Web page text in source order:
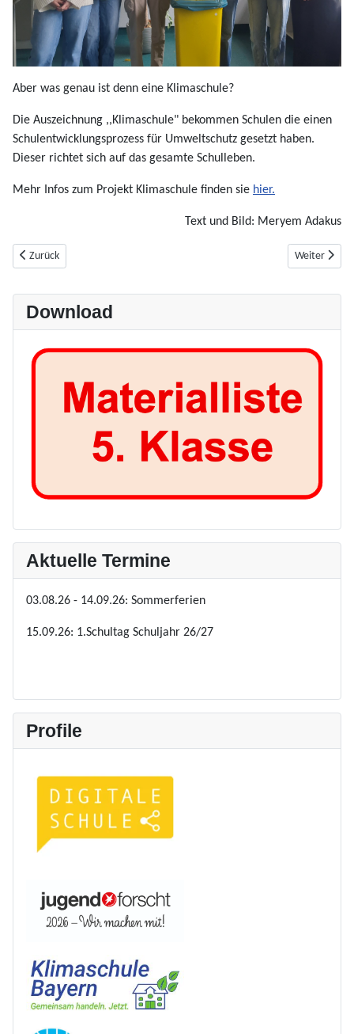
Aber was genau ist denn eine Klimaschule?
Die Auszeichnung ,,Klimaschule" bekommen Schulen die einen
Schulentwicklungsprozess für Umweltschutz gesetzt haben.
Dieser richtet sich auf das gesamte Schulleben.
Mehr Infos zum Projekt Klimaschule finden sie hier.
Text und Bild: Meryem Adakus
Vorheriger Beitrag: Schulberatung
Zurück Nächster
Weiter
Download
Aktuelle Termine
03.08.26 - 14.09.26: Sommerferien
15.09.26: 1.Schultag Schuljahr 26/27
Profile